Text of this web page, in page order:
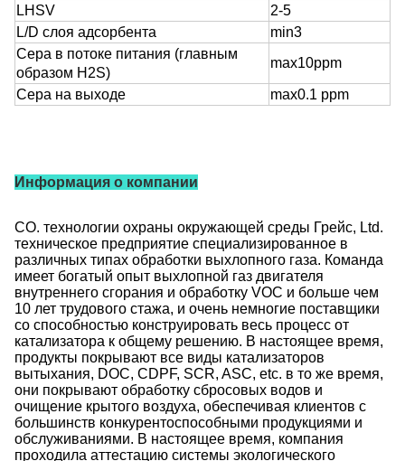
LHSV
2-5
L/D слоя адсорбента
min3
Сера в потоке питания (главным
образом H2S)
max10ppm
Сера на выходе max0.1 ppm
Информация о компании
CO. технологии охраны окружающей среды Грейс, Ltd.
техническое предприятие специализированное в
различных типах обработки выхлопного газа. Команда
имеет богатый опыт выхлопной газ двигателя
внутреннего сгорания и обработку VOC и больше чем
10 лет трудового стажа, и очень немногие поставщики
со способностью конструировать весь процесс от
катализатора к общему решению. В настоящее время,
продукты покрывают все виды катализаторов
вытыхания, DOC, CDPF, SCR, ASC, etc. в то же время,
они покрывают обработку сбросовых водов и
очищение крытого воздуха, обеспечивая клиентов с
большинств конкурентоспособными продукциями и
обслуживаниями. В настоящее время, компания
проходила аттестацию системы экологического